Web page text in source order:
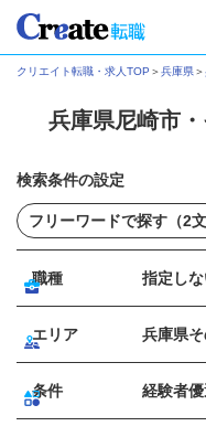
クリエイト転職・求人TOP ＞兵庫県＞
兵庫県尼崎市
検索条件の設定
職種 指定し
エリア 兵庫県
条件 経験者優